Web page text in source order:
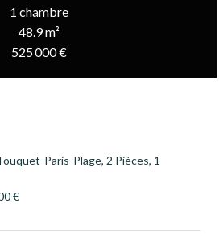
1 chambre
48.9 m²
525 000 €
Paris-Plage, 2 Pièces, 1
€